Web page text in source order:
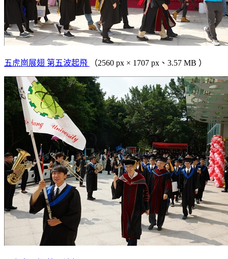
五虎崗展翅 第五波起飛 （2560 px × 1707 px、3.57 MB ）